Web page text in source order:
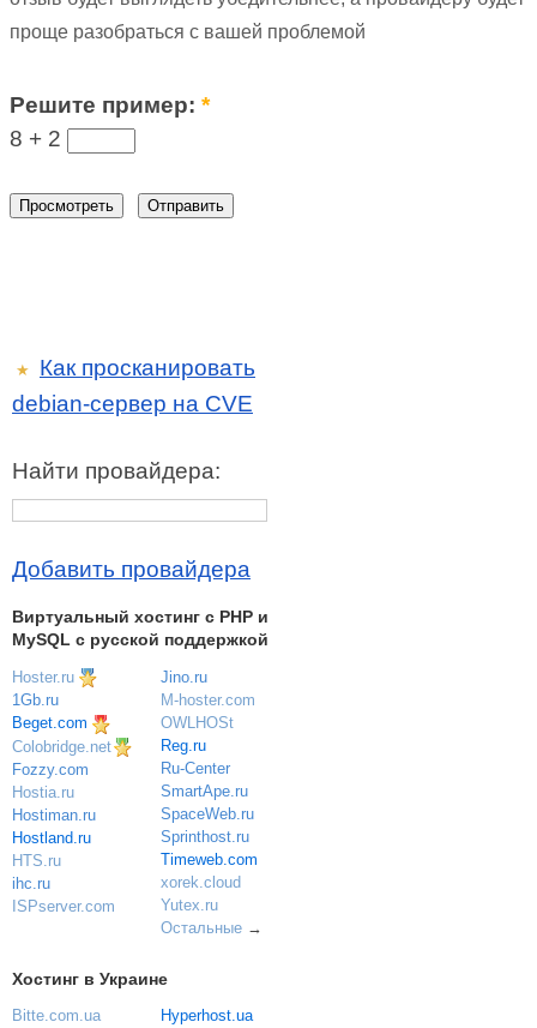
проще разобраться с вашей проблемой
Решите пример:*
8 + 2
★
Как просканировать
debian-сервер на CVE
Найти провайдера:
Добавить провайдера
Виртуальный хостинг c PHP и
MySQL с русской поддержкой
Hoster.ru
1Gb.ru
Beget.com
Colobridge.net
Fozzy.com
Hostia.ru
Hostiman.ru
Hostland.ru
HTS.ru
ihc.ru
ISPserver.com
Jino.ru
M-hoster.com
OWLHOSt
Reg.ru
Ru-Center
SmartApe.ru
SpaceWeb.ru
Sprinthost.ru
Timeweb.com
xorek.cloud
Yutex.ru
Остальные→
Хостинг в Украине
Bitte.com.ua
Hyperhost.ua